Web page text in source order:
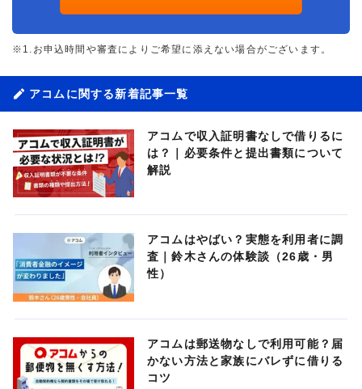
※1.お申込時間や審査によりご希望に添えない場合がございます。
アコムに関する新着記事一覧
アコムで収入証明書なしで借りるに
は？｜必要条件と提出書類について
解説
アコムはやばい？実態を利用者に調
査｜鈴木さんの体験談（26歳・男
性）
アコムは郵送物なしで利用可能？届
かない方法と家族にバレずに借りる
コツ